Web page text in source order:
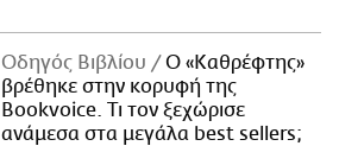
Οδηγός Βιβλίου
Ο «Καθρέφτης»
βρέθηκε στην κορυφή της
Bookvoice. Τι τον ξεχώρισε
ανάμεσα στα μεγάλα best sellers;